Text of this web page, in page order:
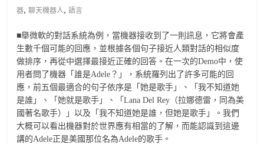
器,聊天機器人,語言
■舉微軟的對話系統為例，當機器接收到了一則訊息，它將會產
生數千個可能的回應，並根據各個句子接近人類對話的相似度
做排序，再從中選擇最接近正確的回答。在一次的Demo中，使
用者問了機器「誰是Adele？」，系統羅列出了許多可能的回
應，前五個最適合的句子依序是「她是歌手」、「我不知道她
是誰」、「她就是歌手」、「Lana Del Rey（拉娜德雷，同為美
國著名歌手）」以及「我不知道她是誰，但她是歌手」。我們
大概可以看出機器對於世界應有相當的了解，而能認識到這邊
講的Adele正是美國那位名為Adele的歌手。